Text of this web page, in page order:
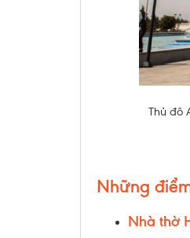
Thủ đô
Những
Nhà thờ